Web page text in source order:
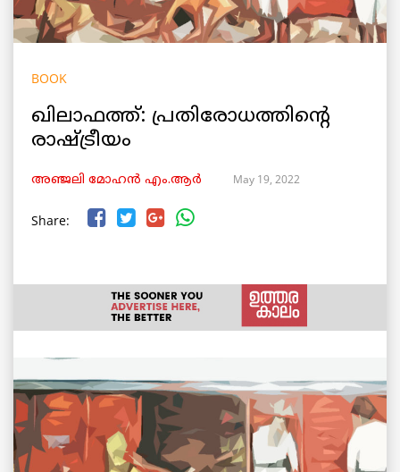
BOOK
ഖിലാഫത്ത്: പ്രതിരോധത്തിന്റെ
രാഷ്ട്രീയം
അഞ്ജലി മോഹൻ എം.ആർ May 19, 2022
Share: